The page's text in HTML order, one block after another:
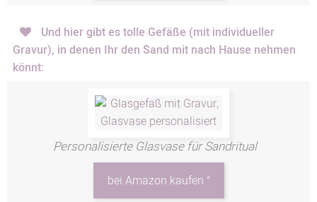
Und hier gibt es tolle Gefäße (mit individueller
Gravur), in denen Ihr den Sand mit nach Hause nehmen
könnt:
Personalisierte Glasvase für Sandritual
bei Amazon kaufen *